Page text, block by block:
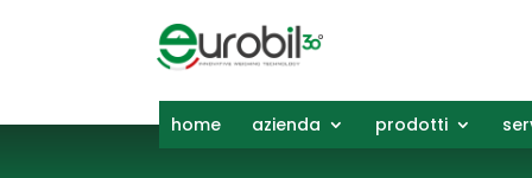
home azienda prodotti